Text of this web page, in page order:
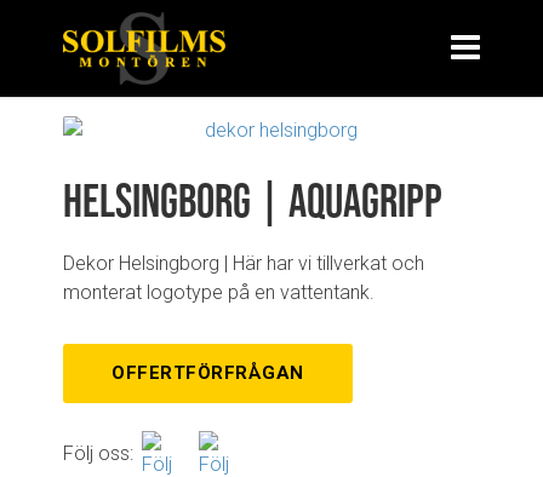
Helsingborg | Aquagripp
Dekor Helsingborg | Här har vi tillverkat och
monterat logotype på en vattentank.
OFFERTFÖRFRÅGAN
Följ oss: